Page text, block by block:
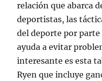
relación que abarca
deportistas, las
del deporte por
ayuda a evitar
interesante es esta
Ryen que incluye